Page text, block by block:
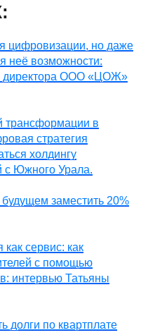
цифровизации, но даже
неё возможности:
директора OOO «ЦОЖ»
трансформации в
стратегия
холдингу
с Южного Урала.
заместить 20%
сервис: как
с помощью
интервью Татьяны
долги по квартплате